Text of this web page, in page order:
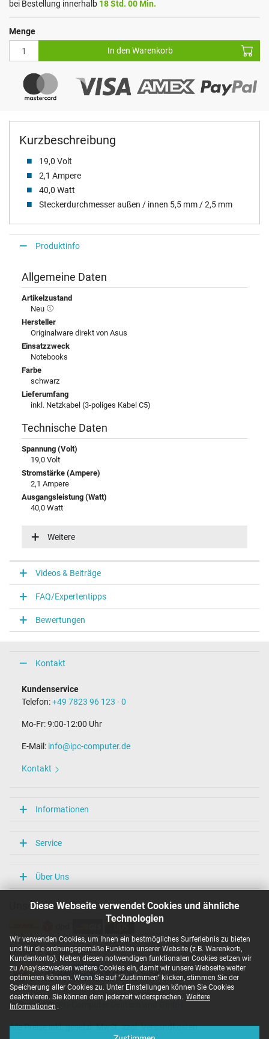
Diese Webseite verwendet Cookies und ähnliche
Technologien
Wir verwenden Cookies, um Ihnen ein bestmögliches Surferlebnis zu bieten
und für die ordnungsgemäße Funktion unserer Website (z.B. Warenkorb,
Kundenkonto). Neben diesen notwendigen funktionalen Cookies setzen wir
zu Anaylsezwecken weitere Cookies ein, damit wir unsere Webseite weiter
optimieren können. Wenn Sie auf "Zustimmen" klicken, stimmen Sie der
Speicherung aller Cookies zu. Unter Einstellungen können Sie Cookies
deaktivieren. Sie können dem jederzeit widersprechen. Weitere
Informationen .
Kurzbeschreibung
19,0 Volt
2,1 Ampere
40,0 Watt
Steckerdurchmesser außen / innen 5,5 mm / 2,5 mm
bei Bestellung innerhalb 18 Std. 00 Min.
Menge
In den Warenkorb
Produktinfo
Allgemeine Daten
Artikelzustand
Neu
Hersteller
Originalware direkt von Asus
Einsatzzweck
Notebooks
Farbe
schwarz
Lieferumfang
inkl. Netzkabel (3-poliges Kabel C5)
Technische Daten
Spannung (Volt)
19,0 Volt
Stromstärke (Ampere)
2,1 Ampere
Ausgangsleistung (Watt)
40,0 Watt
100-240V / 50-60Hz
Notebook Stecker
Steckertyp / -form
rund / –
Steckerlänge (mm)
11,0 mm
5,5 mm / 2,5 mm
Länge Anschlusskabel (m) (ca.)
1.75 m
Maße
Länge / Breite / Höhe
Überlast-, kurzschluss- und überhitzungsgeschützt
CCC
PSE
TÜV Geprüfte Sicherheit
UL Nachhaltigkeit
Ukraine Safety
Kategorisierung
Kategorie
Netzteil
Notebook / Laptop
Weitere
Videos & Beiträge
FAQ/Expertentipps
Bewertungen
Kontakt
Kundenservice
Telefon:+49 7823 96 123 - 0
Mo-Fr: 9:00-12:00 Uhr
E-Mail: info@ipc-computer.de
Kontakt
Informationen
Service
Über Uns
Unsere Versandarten
Unsere Zahlarten
Copyright ©
Alle Preise inkl. gesetzl. MwSt. zzgl. Versandkosten